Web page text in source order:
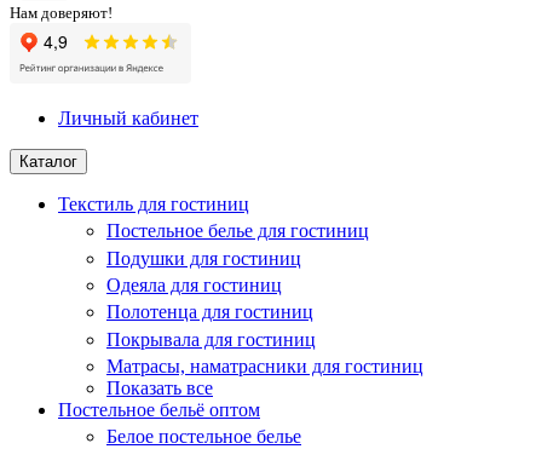
Нам доверяют!
Личный кабинет
Каталог
Текстиль для гостиниц
Постельное белье для гостиниц
Подушки для гостиниц
Одеяла для гостиниц
Полотенца для гостиниц
Покрывала для гостиниц
Матрасы, наматрасники для гостиниц
Показать все
Постельное бельё оптом
Белое постельное белье